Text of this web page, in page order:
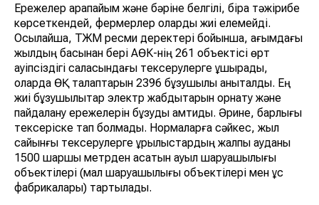
Ережелер қарапайым және бәріне белгілі, бірақ тәжірибе
көрсеткендей, фермерлер оларды жиі елемейді.
Осылайша, ТЖМ ресми деректері бойынша, ағымдағы
жылдың басынан бері АӨК-нің 261 объектісі өрт
қауіпсіздігі саласындағы тексерулерге ұшырады,
оларда ӨҚ талаптарын 2396 бұзушылық анықталды. Ең
жиі бұзушылықтар электр жабдықтарын орнату және
пайдалану ережелерін бұзуды қамтиды. Әрине, барлығы
тексеріске тап болмады. Нормаларға сәйкес, жыл
сайынғы тексерулерге құрылыстардың жалпы ауданы
1500 шаршы метрден асатын ауыл шаруашылығы
объектілері (мал шаруашылығы объектілері мен құс
фабрикалары) тартылады.